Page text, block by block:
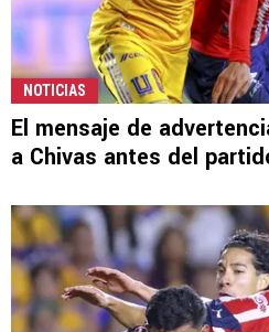
NOTICIAS
El mensaje de
a Chivas antes del